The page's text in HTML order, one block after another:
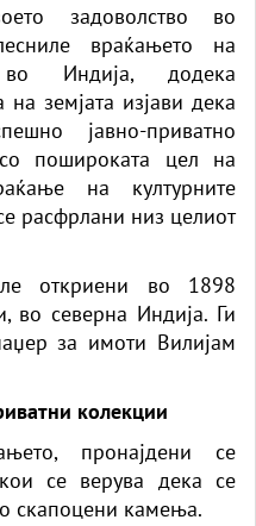
задоволство во
враќањето на
Индија, додека
на земјата изјави дека
јавно-приватно
со пошироката цел на
на културните
расфрлани низ целиот
откриени во 1898
во северна Индија. Ги
за имоти Вилијам
колекции
пронајдени се
се верува дека се
скапоцени камења.